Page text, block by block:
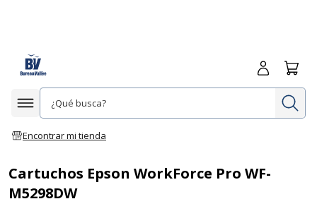
Afficher la navigation
Encontrar mi tienda
Iniciar
Cartuchos Epson WorkForce Pro WF-
M5298DW